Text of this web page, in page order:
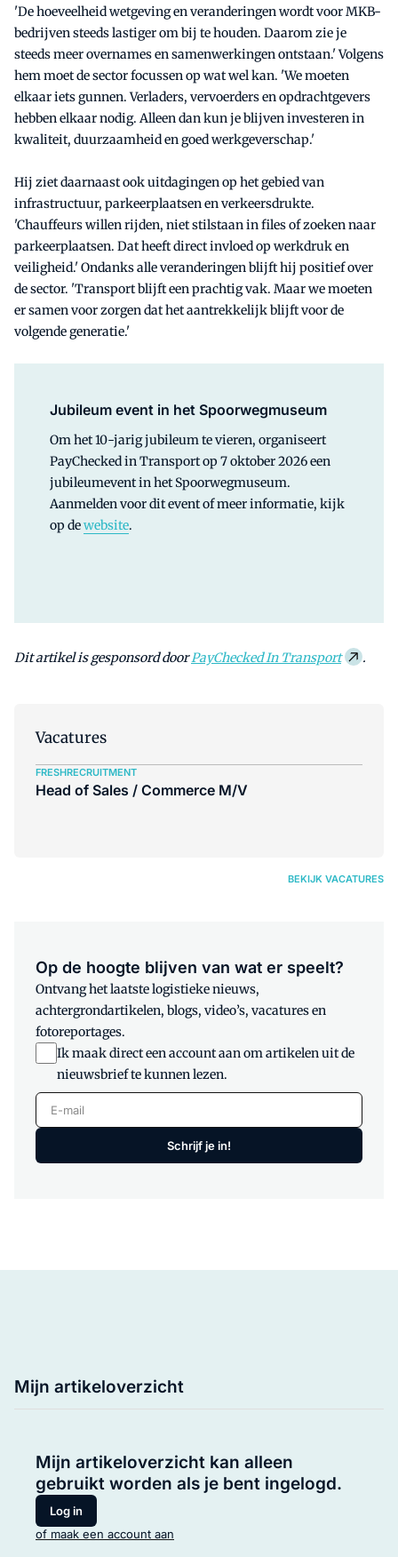
'De hoeveelheid wetgeving en veranderingen wordt voor MKB-
bedrijven steeds lastiger om bij te houden. Daarom zie je
steeds meer overnames en samenwerkingen ontstaan.' Volgens
hem moet de sector focussen op wat wel kan. 'We moeten
elkaar iets gunnen. Verladers, vervoerders en opdrachtgevers
hebben elkaar nodig. Alleen dan kun je blijven investeren in
kwaliteit, duurzaamheid en goed werkgeverschap.'
Hij ziet daarnaast ook uitdagingen op het gebied van
infrastructuur, parkeerplaatsen en verkeersdrukte.
'Chauffeurs willen rijden, niet stilstaan in files of zoeken naar
parkeerplaatsen. Dat heeft direct invloed op werkdruk en
veiligheid.' Ondanks alle veranderingen blijft hij positief over
de sector. 'Transport blijft een prachtig vak. Maar we moeten
er samen voor zorgen dat het aantrekkelijk blijft voor de
volgende generatie.'
Jubileum event in het Spoorwegmuseum
Om het 10-jarig jubileum te vieren, organiseert
PayChecked in Transport op 7 oktober 2026 een
jubileumevent in het Spoorwegmuseum.
Aanmelden voor dit event of meer informatie, kijk
op dewebsite.
Dit artikel is gesponsord doorPayChecked In Transport .
Vacatures
FRESHRECRUITMENT
Head of Sales / Commerce M/V
BEKIJK VACATURES
Op de hoogte blijven van wat er speelt?
Ontvang het laatste logistieke nieuws,
achtergrondartikelen, blogs, video’s, vacatures en
fotoreportages.
Ik maak direct een account aan om artikelen uit de
nieuwsbrief te kunnen lezen.
E-mail
Schrijf je in!
Mijn artikeloverzicht
Mijn artikeloverzicht kan alleen
gebruikt worden als je bent ingelogd.
Log in
of maak een account aan